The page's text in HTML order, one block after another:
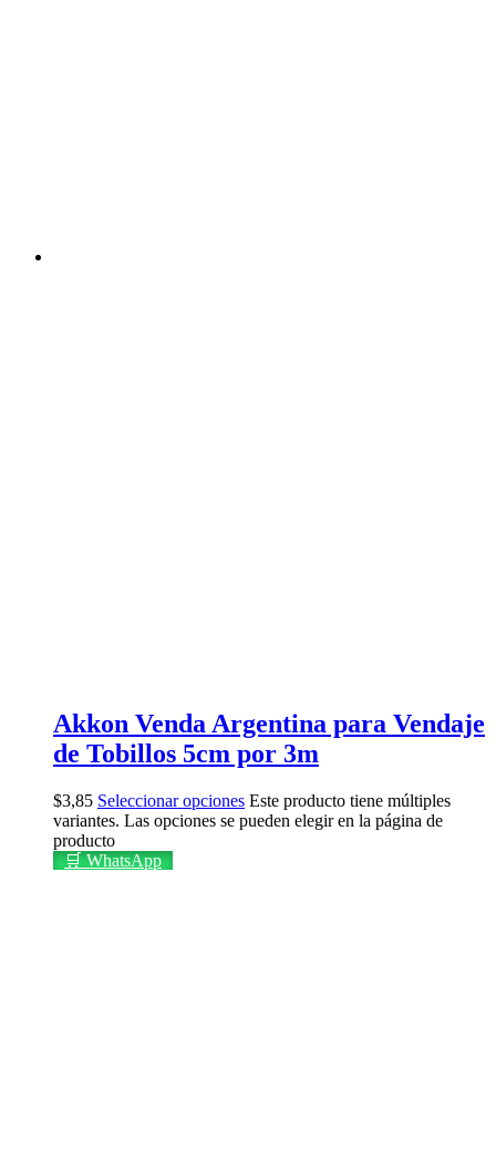
Akkon Venda Argentina para Vendaje
de Tobillos 5cm por 3m
$3,85 Seleccionar opciones Este producto tiene múltiples
variantes. Las opciones se pueden elegir en la página de
producto
🛒 WhatsApp